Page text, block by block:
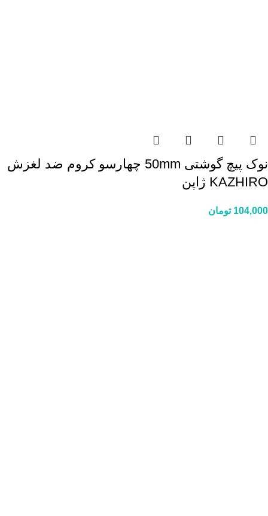
نوک پیچ گوشتی 50mm چهارسو کروم ضد لغزش
KAZHIRO ژاپن
104,000 تومان